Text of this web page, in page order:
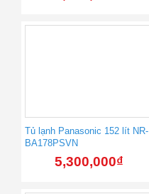
Tủ lạnh Panasonic 152 lít NR-
BA178PSVN
5,300,000₫